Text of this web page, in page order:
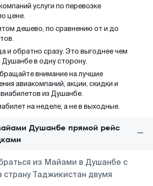
услуги по перевозке
цене.
дешево, по сравнению от и до
и обратно сразу. Это выгоднее чем
в одну сторону.
внимание на лучшие
авиакомпаний, акции, скидки и
из Душанбе.
на неделе, а не в выходные.
Душанбе прямой рейс
из Майами в Душанбе с
страну Таджикистан двумя